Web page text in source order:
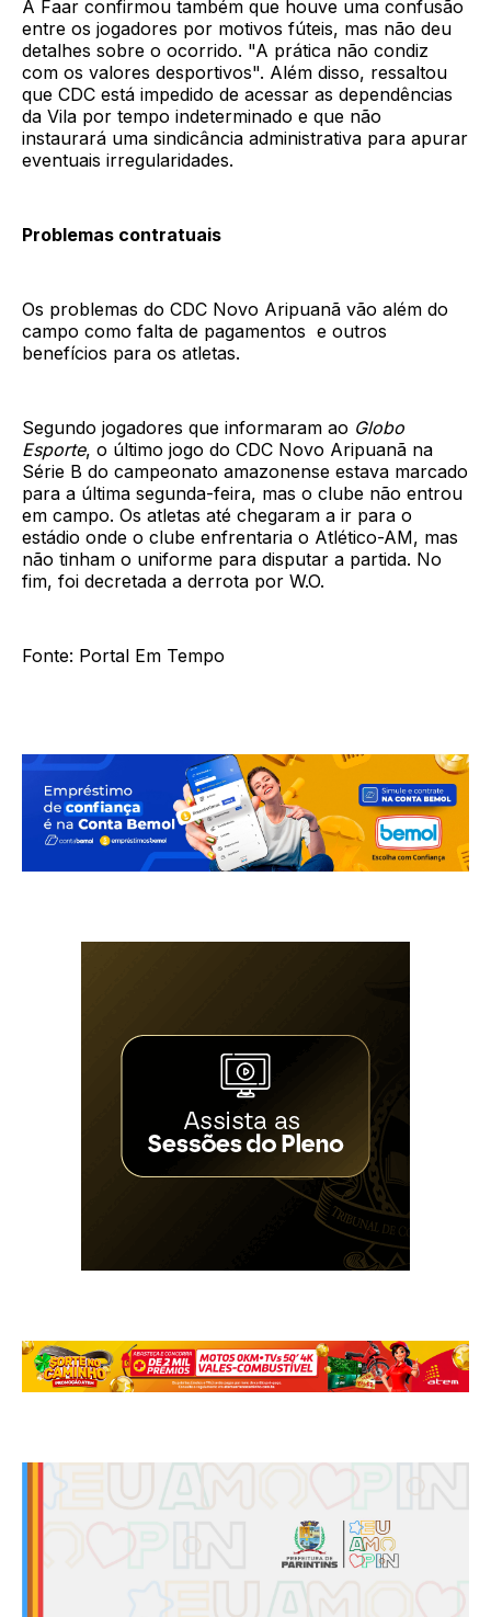
A Faar confirmou também que houve uma confusão
entre os jogadores por motivos fúteis, mas não deu
detalhes sobre o ocorrido. "A prática não condiz
com os valores desportivos". Além disso, ressaltou
que CDC está impedido de acessar as dependências
da Vila por tempo indeterminado e que não
instaurará uma sindicância administrativa para apurar
eventuais irregularidades.
Problemas contratuais
Os problemas do CDC Novo Aripuanã vão além do
campo como falta de pagamentos e outros
benefícios para os atletas.
Segundo jogadores que informaram ao Globo
Esporte, o último jogo do CDC Novo Aripuanã na
Série B do campeonato amazonense estava marcado
para a última segunda-feira, mas o clube não entrou
em campo. Os atletas até chegaram a ir para o
estádio onde o clube enfrentaria o Atlético-AM, mas
não tinham o uniforme para disputar a partida. No
fim, foi decretada a derrota por W.O.
Fonte: Portal Em Tempo